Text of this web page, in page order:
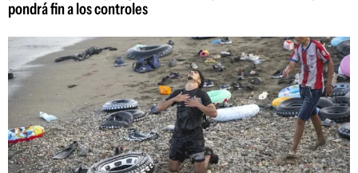
pondrá fin a los controles